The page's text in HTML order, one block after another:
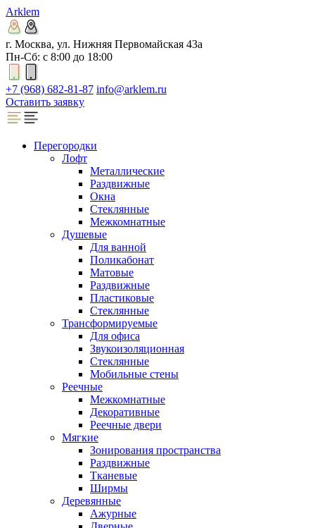
Arklem
г. Москва, ул. Нижняя Первомайская 43а
Пн-Сб: с 8:00 до 18:00
+7 (968) 682-81-87 info@arklem.ru
Оставить заявку
Перегородки
Лофт
Металлические
Раздвижные
Окна
Стеклянные
Межкомнатные
Душевые
Для ванной
Поликабонат
Матовые
Раздвижные
Пластиковые
Стеклянные
Трансформируемые
Для офиса
Звукоизоляционная
Стеклянные
Мобильные стены
Реечные
Межкомнатные
Декоративные
Реечные двери
Мягкие
Зонирования пространства
Раздвижные
Тканевые
Ширмы
Деревянные
Ажурные